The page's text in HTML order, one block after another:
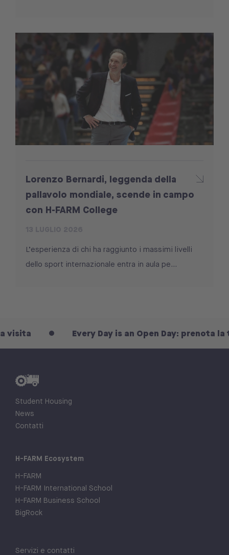
Lorenzo Bernardi, leggenda della
pallavolo mondiale, scende in campo
con H-FARM College
L’esperienza di chi ha raggiunto i massimi livelli
dello sport internazionale entra in aula pe...
Every Day is an Open Day: prenota la tua
Student Housing
News
Contatti
H-FARM Ecosystem
H-FARM
H-FARM International School
H-FARM Business School
BigRock
Servizi e contatti